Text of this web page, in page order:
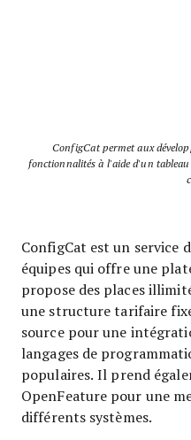
ConfigCat permet aux
fonctionnalités à l'aide d'un
ConfigCat est un service
équipes qui offre une
propose des places
une structure tarifaire
source pour une
langages de
populaires. Il prend
OpenFeature pour une
différents systèmes.